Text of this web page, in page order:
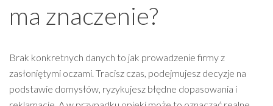
ma znaczenie?
Brak konkretnych danych to jak prowadzenie firmy z
zasłoniętymi oczami. Tracisz czas, podejmujesz decyzje na
podstawie domysłów, ryzykujesz błędne dopasowania i